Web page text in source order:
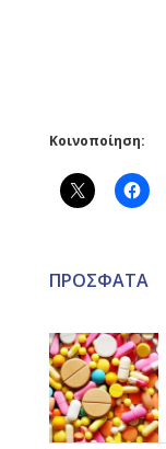
Κοινοποίηση:
ΠΡΟΣΦΑΤΑ